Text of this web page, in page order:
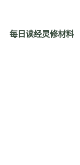
每日读经灵修材料